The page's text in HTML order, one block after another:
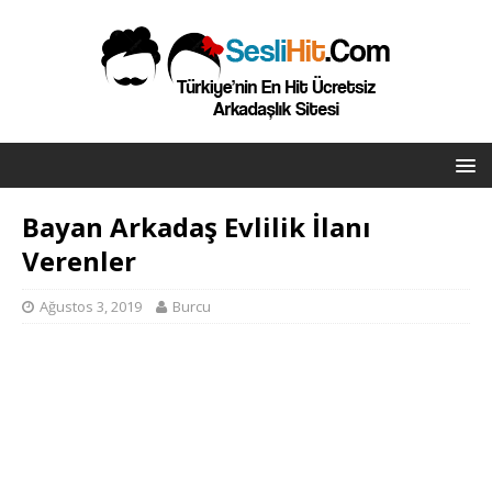
Bayan Arkadaş Evlilik İlanı
Verenler
Ağustos 3, 2019 Burcu